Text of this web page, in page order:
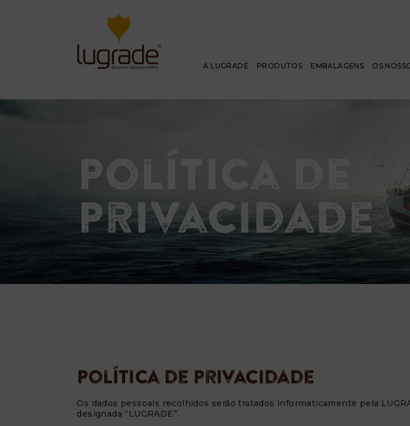
A LUGRADE PRODUTOS EMBALAGENS OS
Política de
Privacidade
Política de Privacidade
Os dados pessoais recolhidos serão tratados informaticamente pela
designada “LUGRADE”.